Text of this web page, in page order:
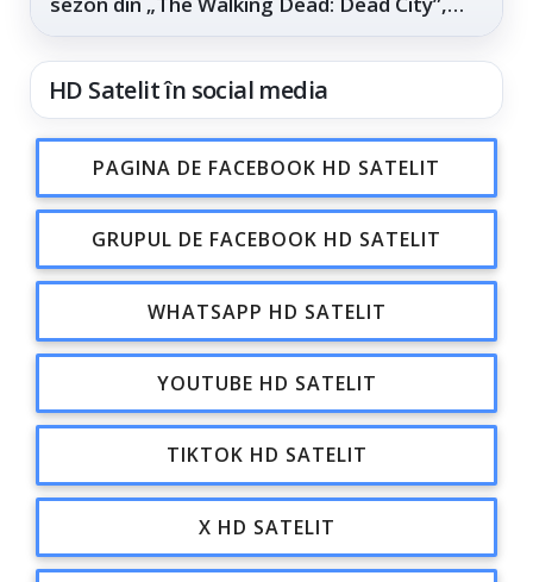
HD Satelit în social media
PAGINA DE FACEBOOK HD SATELIT
GRUPUL DE FACEBOOK HD SATELIT
WHATSAPP HD SATELIT
YOUTUBE HD SATELIT
TIKTOK HD SATELIT
X HD SATELIT